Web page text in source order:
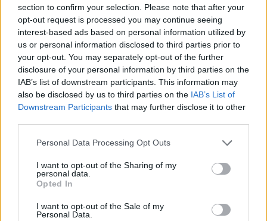
section to confirm your selection. Please note that after your
opt-out request is processed you may continue seeing
interest-based ads based on personal information utilized by
us or personal information disclosed to third parties prior to
your opt-out. You may separately opt-out of the further
disclosure of your personal information by third parties on the
IAB’s list of downstream participants. This information may
also be disclosed by us to third parties on the IAB’s List of
Downstream Participants that may further disclose it to other
Personal Data Processing Opt Outs
I want to opt-out of the Sharing of my
personal data.
Opted In
I want to opt-out of the Sale of my
Personal Data.
https://news-sante.fr
ARTICLES CONNEXES PLUS DE L'AUTEUR
Canicule : les conseils
cardiologues pour
éviter le danger
Éclipse du 12 août :
lunettes de sécurité
Un chewing-gum
combattre le cancer
Populaires